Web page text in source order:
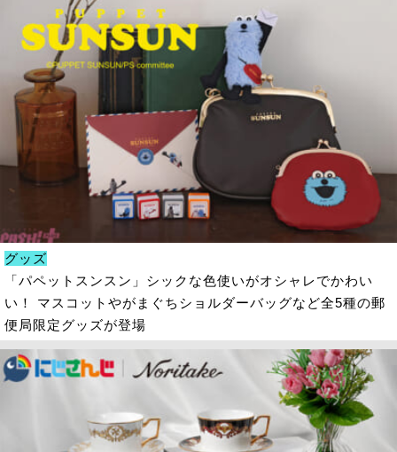
グッズ
「パペットスンスン」シックな色使いがオシャレでかわい
い！ マスコットやがまぐちショルダーバッグなど全5種の郵
便局限定グッズが登場